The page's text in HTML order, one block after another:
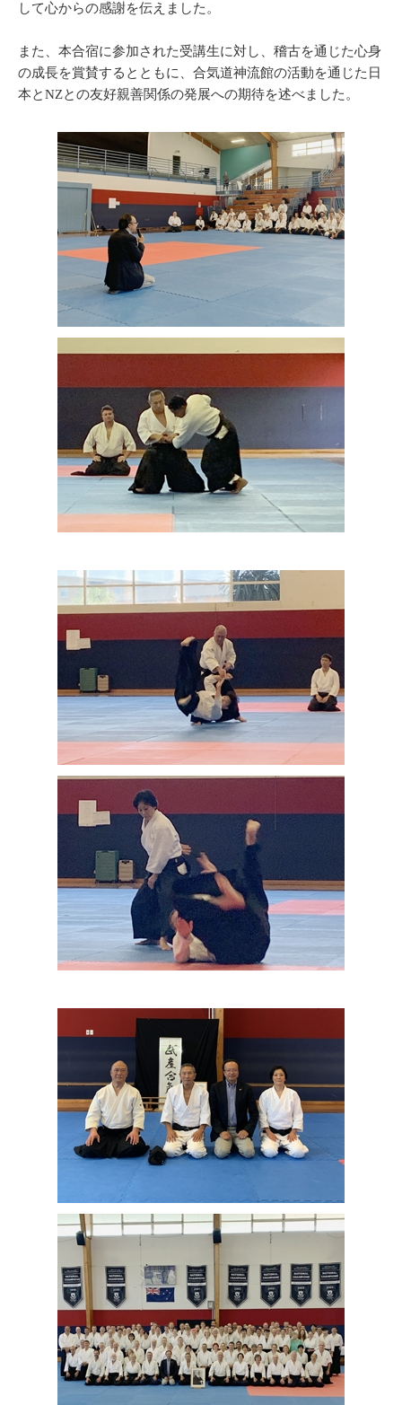
して心からの感謝を伝えました。
また、本合宿に参加された受講生に対し、稽古を通じた心身
の成長を賞賛するとともに、合気道神流館の活動を通じた日
本とNZとの友好親善関係の発展への期待を述べました。